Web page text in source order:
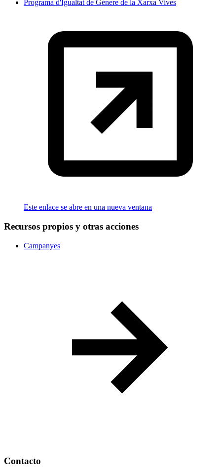
Programa d'Igualtat de Gènere de la Xarxa Vives
Este enlace se abre en una nueva ventana
Recursos propios y otras acciones
Campanyes
Contacto